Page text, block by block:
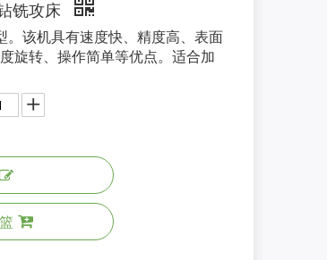
铣攻床
。该机具有速度快、精度高、表面
旋转、操作简单等优点。适合加